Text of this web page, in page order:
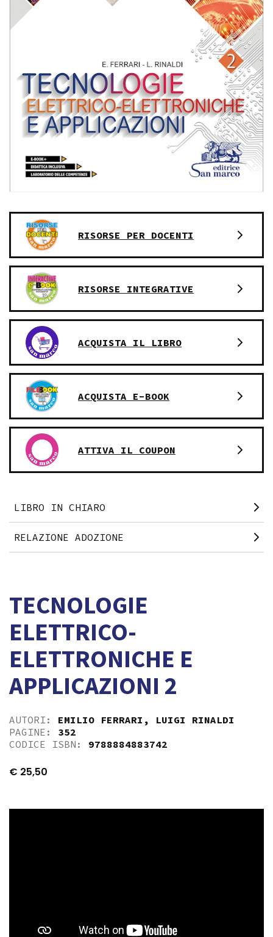
RISORSE PER DOCENTI
RISORSE INTEGRATIVE
ACQUISTA IL LIBRO
ACQUISTA E-BOOK
ATTIVA IL COUPON
LIBRO IN CHIARO
RELAZIONE ADOZIONE
TECNOLOGIE
ELETTRICO-
ELETTRONICHE E
APPLICAZIONI 2
AUTORI: EMILIO FERRARI , LUIGI RINALDI
PAGINE: 352
CODICE ISBN: 9788884883742
€ 25,50